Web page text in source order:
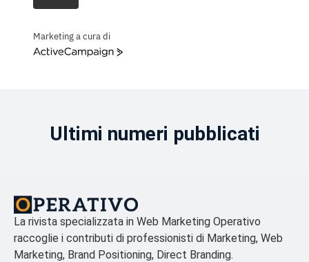
Marketing a cura di
ActiveCampaign
Ultimi numeri pubblicati
La rivista specializzata in Web Marketing Operativo
raccoglie i contributi di professionisti di Marketing, Web
Marketing, Brand Positioning, Direct Branding.